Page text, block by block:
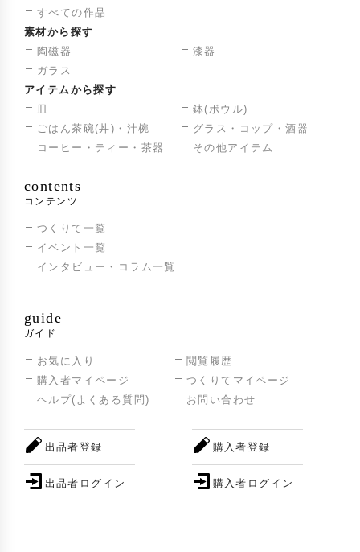
すべての作品
素材から探す
陶磁器
漆器
ガラス
アイテムから探す
皿
鉢(ボウル)
ごはん茶碗(丼)・汁椀
グラス・コップ・酒器
コーヒー・ティー・茶器
その他アイテム
contents
コンテンツ
つくりて一覧
イベント一覧
インタビュー・コラム一覧
guide
ガイド
お気に入り
閲覧履歴
購入者マイページ
つくりてマイページ
ヘルプ(よくある質問)
お問い合わせ
出品者登録
出品者ログイン
購入者登録
購入者ログイン